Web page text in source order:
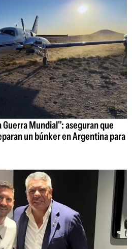
Mundial": aseguran que
un búnker en Argentina para